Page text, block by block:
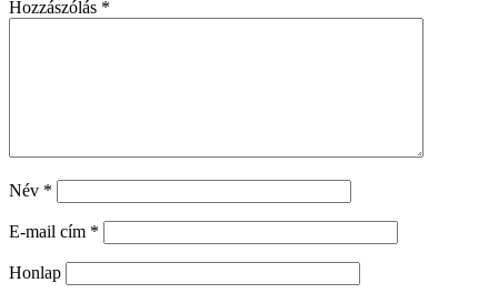
Hozzászólás *
Név *
E-mail cím *
Honlap